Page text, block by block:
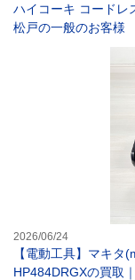
ハイコーキ コードレ
松戸の一般のお客様
2026/06/24
【電動工具】マキタ
HP484DRGXの買取